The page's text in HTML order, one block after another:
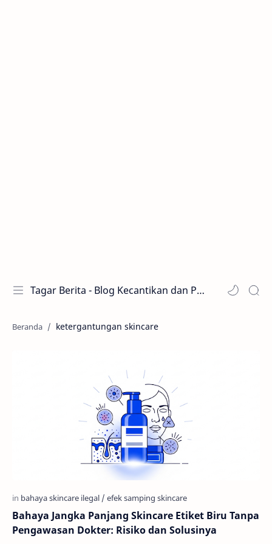
Tagar Berita - Blog Kecantikan dan Perawatan
ketergantungan skincare
Bahaya Jangka Panjang Skincare Etiket Biru Tanpa
Pengawasan Dokter: Risiko dan Solusinya